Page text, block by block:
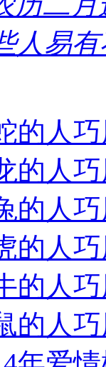
历二
人易
的人
的人
的人
的人
的人
的人